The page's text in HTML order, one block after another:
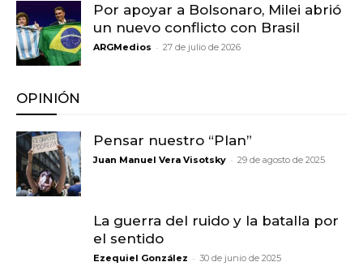
Por apoyar a Bolsonaro, Milei abrió
un nuevo conflicto con Brasil
ARGMedios - 27 de julio de 2026
OPINIÓN
Pensar nuestro “Plan”
Juan Manuel Vera Visotsky - 29 de agosto de 2025
La guerra del ruido y la batalla por
el sentido
Ezequiel González - 30 de junio de 2025